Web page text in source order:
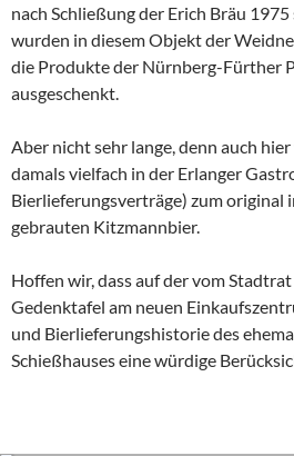
nach Schließung der Erich Bräu
wurden in diesem Objekt der
die Produkte der Nürnberg-Fürther
ausgeschenkt.
Aber nicht sehr lange, denn auch
damals vielfach in der Erlanger
Bierlieferungsverträge) zum
gebrauten Kitzmannbier.
Hoffen wir, dass auf der vom
Gedenktafel am neuen
und Bierlieferungshistorie des
Schießhauses eine würdige